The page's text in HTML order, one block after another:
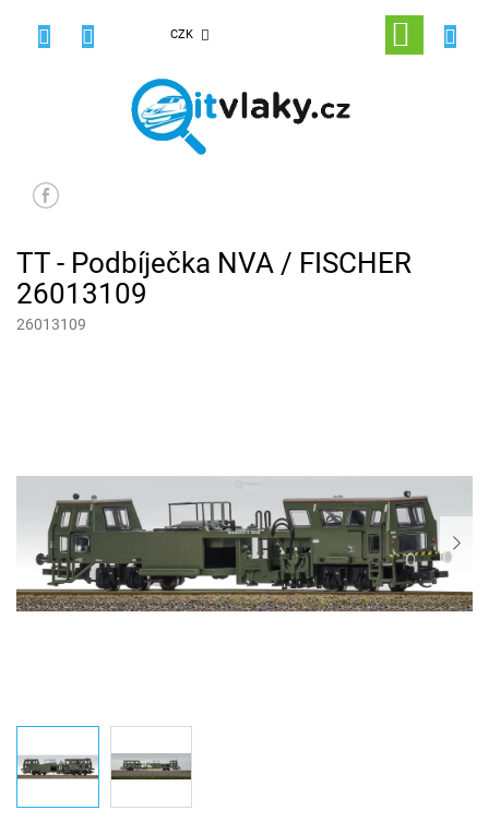
CZK
NÁKUPNÍ
KOŠÍK
TT - Podbíječka NVA / FISCHER
26013109
26013109